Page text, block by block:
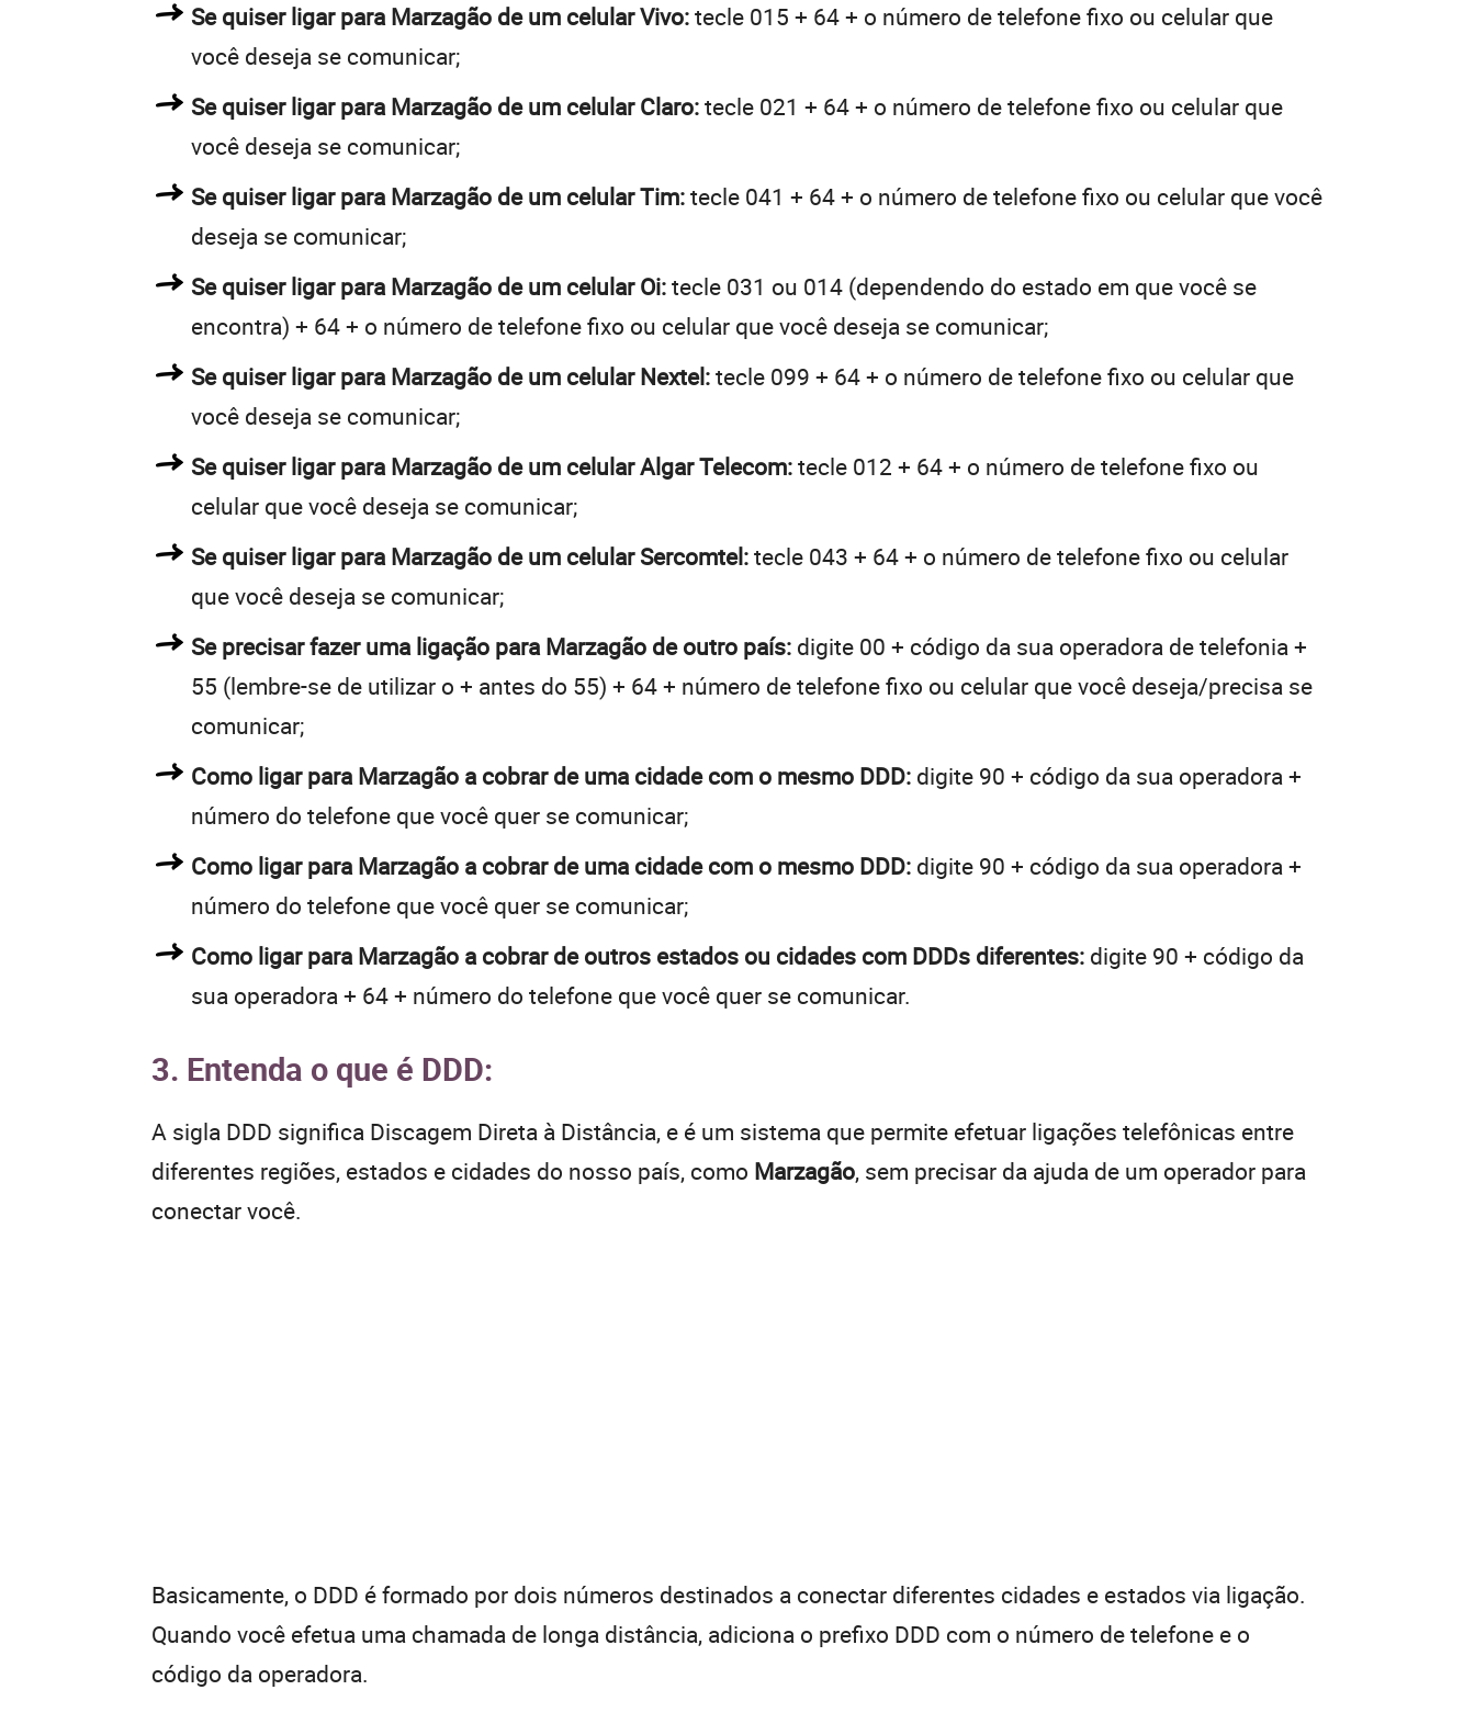
Se quiser ligar para Marzagão de um celular Vivo:tecle 015 + 64 + o número de telefone fixo ou celular que
você deseja se comunicar;
Se quiser ligar para Marzagão de um celular Claro:tecle 021 + 64 + o número de telefone fixo ou celular que
você deseja se comunicar;
Se quiser ligar para Marzagão de um celular Tim:tecle 041 + 64 + o número de telefone fixo ou celular que você
deseja se comunicar;
Se quiser ligar para Marzagão de um celular Oi:tecle 031 ou 014 (dependendo do estado em que você se
encontra) + 64 + o número de telefone fixo ou celular que você deseja se comunicar;
Se quiser ligar para Marzagão de um celular Nextel:tecle 099 + 64 + o número de telefone fixo ou celular que
você deseja se comunicar;
Se quiser ligar para Marzagão de um celular Algar Telecom:tecle 012 + 64 + o número de telefone fixo ou
celular que você deseja se comunicar;
Se quiser ligar para Marzagão de um celular Sercomtel:tecle 043 + 64 + o número de telefone fixo ou celular
que você deseja se comunicar;
Se precisar fazer uma ligação para Marzagão de outro país: digite 00 + código da sua operadora de telefonia +
55 (lembre-se de utilizar o + antes do 55) + 64 + número de telefone fixo ou celular que você deseja/precisa se
comunicar;
Como ligar para Marzagão a cobrar de uma cidade com o mesmo DDD: digite 90 + código da sua operadora +
número do telefone que você quer se comunicar;
Como ligar para Marzagão a cobrar de uma cidade com o mesmo DDD: digite 90 + código da sua operadora +
número do telefone que você quer se comunicar;
Como ligar para Marzagão a cobrar de outros estados ou cidades com DDDs diferentes: digite 90 + código da
sua operadora + 64 + número do telefone que você quer se comunicar.
3. Entenda o que é DDD:
A sigla DDD significa Discagem Direta à Distância, e é um sistema que permite efetuar ligações telefônicas entre
diferentes regiões, estados e cidades do nosso país, como Marzagão, sem precisar da ajuda de um operador para
conectar você.
Basicamente, o DDD é formado por dois números destinados a conectar diferentes cidades e estados via ligação.
Quando você efetua uma chamada de longa distância, adiciona o prefixo DDD com o número de telefone e o
código da operadora.